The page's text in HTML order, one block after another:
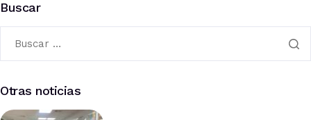
Buscar
Otras noticias